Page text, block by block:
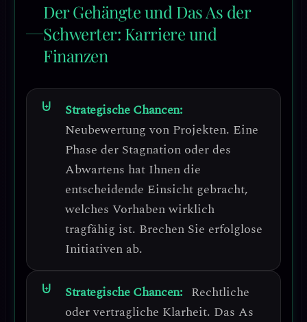
Der Gehängte und Das As der
Schwerter: Karriere und
Finanzen
Strategische Chancen:
Neubewertung von Projekten. Eine
Phase der Stagnation oder des
Abwartens hat Ihnen die
entscheidende Einsicht gebracht,
welches Vorhaben wirklich
tragfähig ist. Brechen Sie erfolglose
Initiativen ab.
Strategische Chancen: Rechtliche
oder vertragliche Klarheit. Das As